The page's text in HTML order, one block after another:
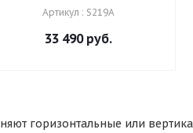
Артикул : S219A
33 490руб.
горизонтальные или